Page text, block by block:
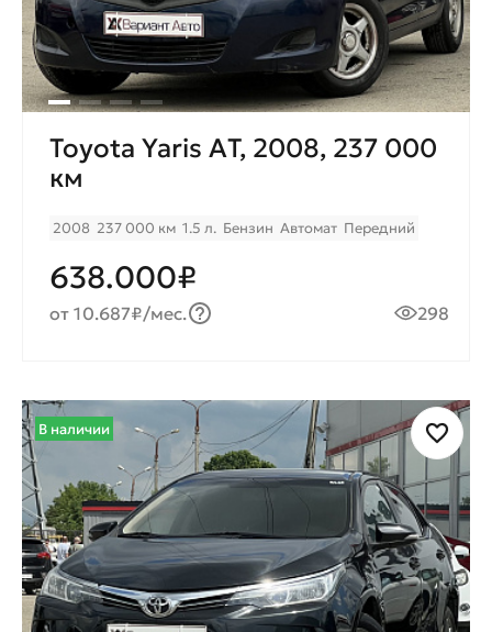
Toyota Yaris AТ, 2008, 237 000
км
2008 237 000 км 1.5 л. Бензин Автомат Передний
638.000₽
от 10.687₽/мес. 298
В наличии